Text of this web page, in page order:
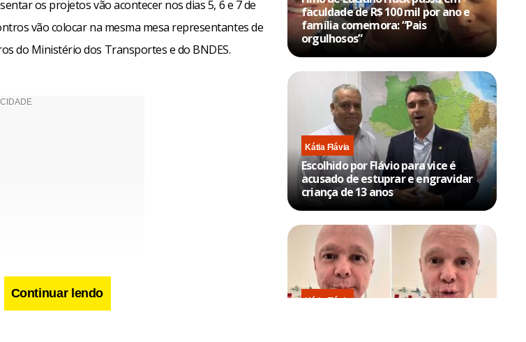
os projetos vão acontecer nos dias 5, 6 e 7 de
vão colocar na mesma mesa representantes de
do Ministério dos Transportes e do BNDES.
Continuar lendo
faculdade de R$ 100 mil por ano e
família comemora: “Pais
orgulhosos”
Kátia Flávia
Escolhido por Flávio para vice é
acusado de estuprar e engravidar
criança de 13 anos
Kátia Flávia